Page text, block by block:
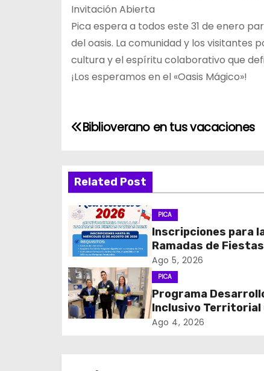
Invitación Abierta
Pica espera a todos este 31 de enero
del oasis. La comunidad y los visitantes
cultura y el espíritu colaborativo que
¡Los esperamos en el «Oasis Mágico»!
N
v
e
g
a
c
i
Biblioverano en tus vacaciones
Related Post
PICA
Inscripciones para
Ramadas de Fiestas
Patrias 2026
Ago 5, 2026
PICA
Programa
Inclusivo Territorial
realizó la entrega de
Ago 4, 2026